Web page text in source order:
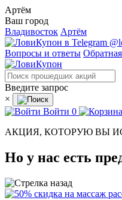
Артём
Ваш город
Владивосток Артём
Вопросы и ответы
Введите запрос
×
Войти 0
АКЦИЯ, КОТОРУЮ ВЫ
Но у нас есть